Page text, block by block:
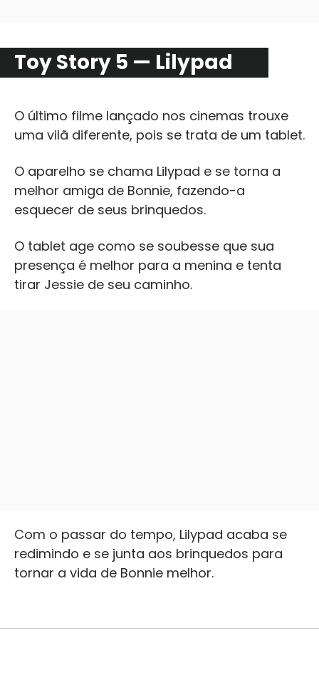
Toy Story 5 — Lilypad
O último filme lançado nos cinemas trouxe
uma vilã diferente, pois se trata de um tablet.
O aparelho se chama Lilypad e se torna a
melhor amiga de Bonnie, fazendo-a
esquecer de seus brinquedos.
O tablet age como se soubesse que sua
presença é melhor para a menina e tenta
tirar Jessie de seu caminho.
Com o passar do tempo, Lilypad acaba se
redimindo e se junta aos brinquedos para
tornar a vida de Bonnie melhor.